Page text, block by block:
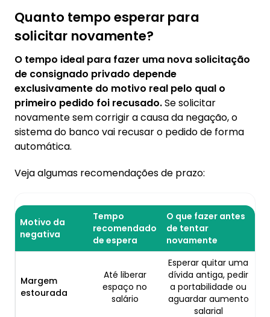
Quanto tempo esperar para
solicitar novamente?
O tempo ideal para fazer uma nova solicitação
de consignado privado depende
exclusivamente do motivo real pelo qual o
primeiro pedido foi recusado.Se solicitar
novamente sem corrigir a causa da negação, o
sistema do banco vai recusar o pedido de forma
automática.
Veja algumas recomendações de prazo:
Motivo da
negativa
Tempo
recomendado
de espera
O que fazer antes
de tentar
novamente
Margem
estourada
Até liberar
espaço no
salário
Esperar quitar uma
dívida antiga, pedir
a portabilidade ou
aguardar aumento
salarial